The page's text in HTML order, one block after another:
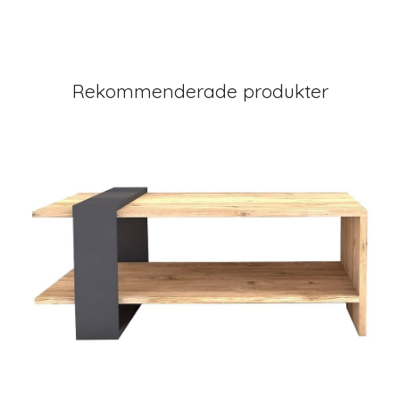
Rekommenderade produkter